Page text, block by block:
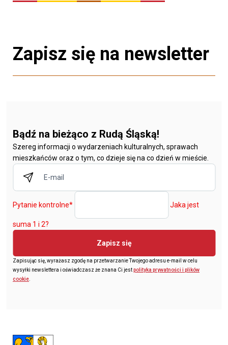
Zapisz się na newsletter
Bądź na bieżąco z Rudą Śląską!
Szereg informacji o wydarzeniach kulturalnych, sprawach
mieszkańców oraz o tym, co dzieje się na co dzień w mieście.
Pytanie kontrolne* Jaka jest
suma 1 i 2?
Zapisz się
Zapisując się, wyrażasz zgodę na przetwarzanie Twojego adresu e-mail w celu
wysyłki newslettera i oświadczasz że znana Ci jestpolityka prywatności i plików
cookie